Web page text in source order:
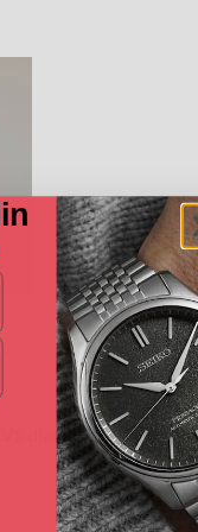
diamant.